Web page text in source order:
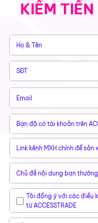
Tôi đồng ý với các điều
từ ACCESSTRADE
KIẾM